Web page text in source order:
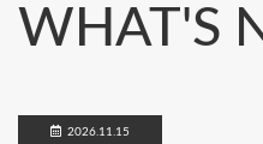
WHAT'S
2026.11.15